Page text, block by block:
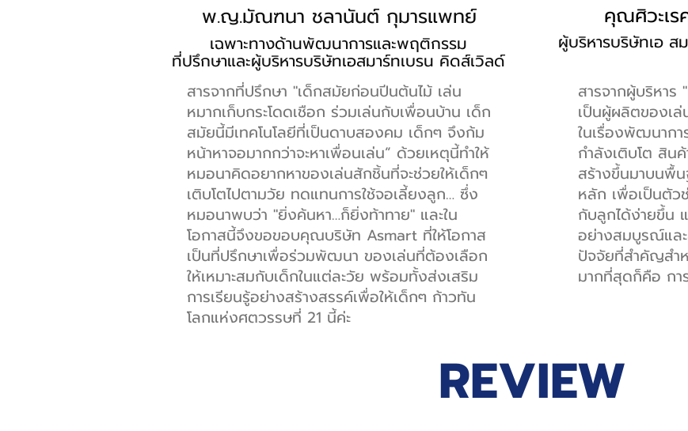
พ.ญ.มัณฑนา ชลานันต์ กุมารแพทย์
เฉพาะทางด้านพัฒนาการและพฤติกรรม
ที่ปรึกษาและผู้บริหารบริษัทเอสมาร์ทเบรน คิดส์เวิลด์
คุณศิวะเร
ผู้บริหารบริษัทเอ ส
สารจากที่ปรึกษา "เด็กสมัยก่อนปีนต้นไม้ เล่น
หมากเก็บกระโดดเชือก ร่วมเล่นกับเพื่อนบ้าน เด็ก
สมัยนี้มีเทคโนโลยีที่เป็นดาบสองคม เด็กๆ จึงก้ม
หน้าหาจอมากกว่าจะหาเพื่อนเล่น” ด้วยเหตุนี้ทำให้
หมอนาคิดอยากหาของเล่นสักชิ้นที่จะช่วยให้เด็กๆ
เติบโตไปตามวัย ทดแทนการใช้จอเลี้ยงลูก… ซึ่ง
หมอนาพบว่า "ยิ่งค้นหา…ก็ยิ่งท้าทาย" และใน
โอกาสนี้จึงขอขอบคุณบริษัท Asmart ที่ให้โอกาส
เป็นที่ปรึกษาเพื่อร่วมพัฒนา ของเล่นที่ต้องเลือก
ให้เหมาะสมกับเด็กในแต่ละวัย พร้อมทั้งส่งเสริม
การเรียนรู้อย่างสร้างสรรค์เพื่อให้เด็กๆ ก้าวทัน
โลกแห่งศตวรรษที่ 21 นี้ค่ะ
สารจากผู้บริหาร
เป็นผู้ผลิตของเ
ในเรื่องพัฒนากา
กำลังเติบโต สิน
สร้างขึ้นมาบนพื้
หลัก เพื่อเป็นตั
กับลูกได้ง่ายขึ้น
อย่างสมบูรณ์แล
ปัจจัยที่สำคัญสำ
มากที่สุดก็คือ กา
REVIEW